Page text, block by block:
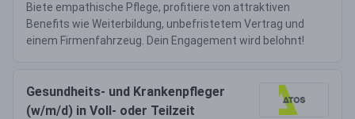
Biete empathische Pflege, profitiere von attraktiven
Benefits wie Weiterbildung, unbefristetem Vertrag und
einem Firmenfahrzeug. Dein Engagement wird belohnt!
Gesundheits- und Krankenpfleger
(w/m/d) in Voll- oder Teilzeit